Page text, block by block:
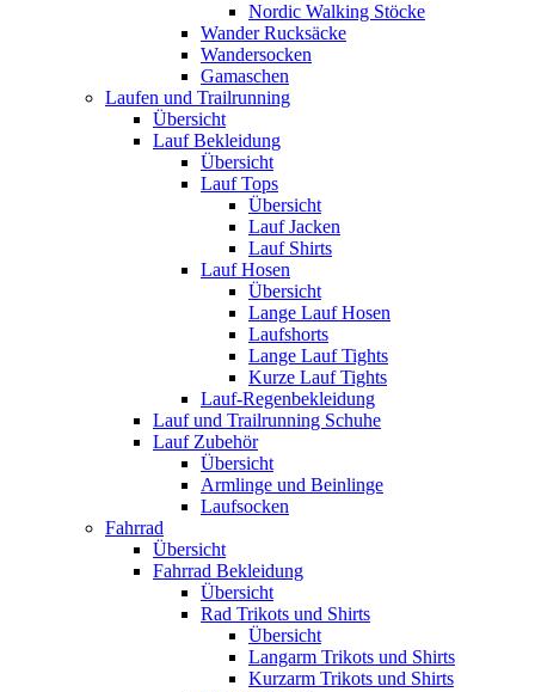
Nordic Walking Stöcke
Wander Rucksäcke
Wandersocken
Gamaschen
Laufen und Trailrunning
Übersicht
Lauf Bekleidung
Übersicht
Lauf Tops
Übersicht
Lauf Jacken
Lauf Shirts
Lauf Hosen
Übersicht
Lange Lauf Hosen
Laufshorts
Lange Lauf Tights
Kurze Lauf Tights
Lauf-Regenbekleidung
Lauf und Trailrunning Schuhe
Lauf Zubehör
Übersicht
Armlinge und Beinlinge
Laufsocken
Fahrrad
Übersicht
Fahrrad Bekleidung
Übersicht
Rad Trikots und Shirts
Übersicht
Langarm Trikots und Shirts
Kurzarm Trikots und Shirts